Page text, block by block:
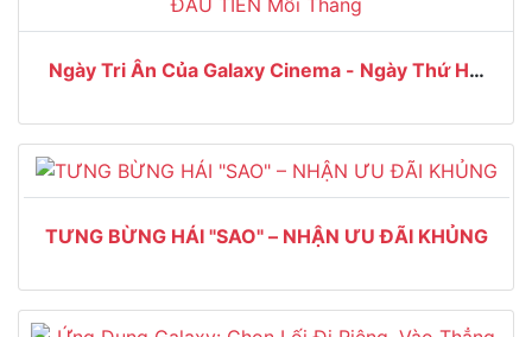
Ngày Tri Ân Của Galaxy Cinema - Ngày Thứ Hai
TƯNG BỪNG HÁI "SAO" – NHẬN ƯU ĐÃI KHỦNG